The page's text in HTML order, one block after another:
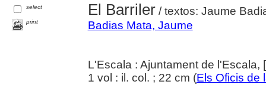
select
print
El Barriler/ textos: Jaume
Badias Mata, Jaume
L'Escala : Ajuntament de l'Escala,
1 vol : il. col. ; 22 cm (Els Oficis de